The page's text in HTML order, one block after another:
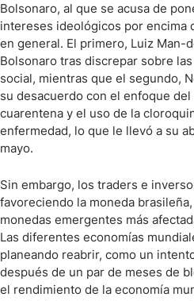
Bolsonaro, al que se acusa de
intereses ideológicos por encima
en general. El primero, Luiz Man-
Bolsonaro tras discrepar sobre
social, mientras que el segundo,
su desacuerdo con el enfoque
cuarentena y el uso de la
enfermedad, lo que le llevó a su
mayo.
Sin embargo, los traders e
favoreciendo la moneda
monedas emergentes más
Las diferentes economías
planeando reabrir, como un
después de un par de meses de
el rendimiento de la economía